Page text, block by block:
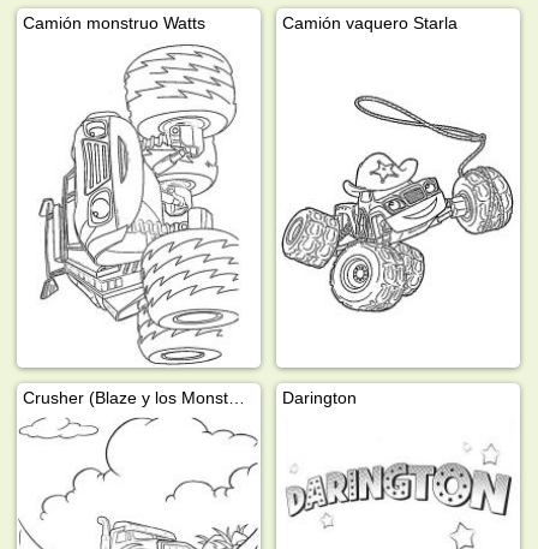
Camión monstruo Watts Camión vaquero Starla
Darington